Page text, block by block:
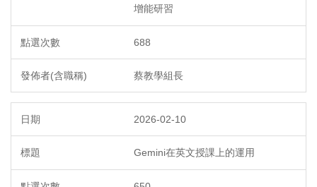
增能研習
688
蔡教學組長
2026-02-10
Gemini在英文授課上的運用